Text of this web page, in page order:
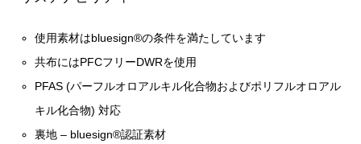
使用素材はbluesign®の条件を満たしています
共布にはPFCフリーDWRを使用
PFAS (パーフルオロアルキル化合物およびポリフルオロアル
キル化合物) 対応
裏地 – bluesign®認証素材